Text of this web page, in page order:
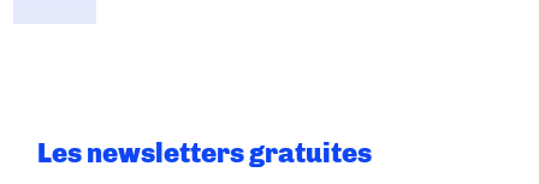
Les newsletters gratuites